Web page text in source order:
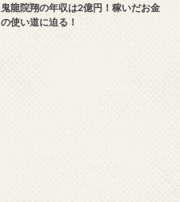
鬼龍院翔の年収は2億円！稼いだお金
の使い道に迫る！